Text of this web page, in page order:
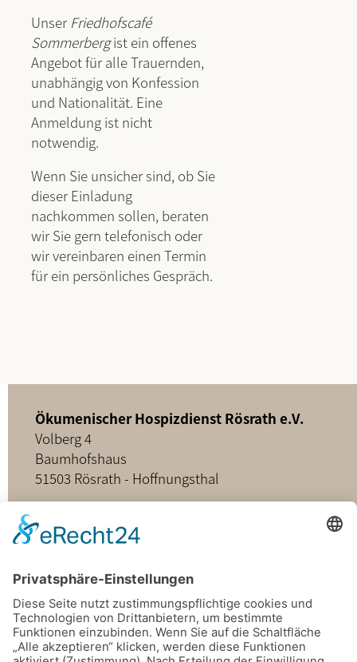
Unser Friedhofscafé
Sommerbergist ein offenes
Angebot für alle Trauernden,
unabhängig von Konfession
und Nationalität. Eine
Anmeldung ist nicht
notwendig.
Wenn Sie unsicher sind, ob Sie
dieser Einladung
nachkommen sollen, beraten
wir Sie gern telefonisch oder
wir vereinbaren einen Termin
für ein persönliches Gespräch.
Ökumenischer Hospizdienst Rösrath e.V.
Volberg 4
Baumhofshaus
51503 Rösrath - Hoffnungsthal
02205 - 898349
buero@hospizdienst-roesrath.de
Home
Datenschutz